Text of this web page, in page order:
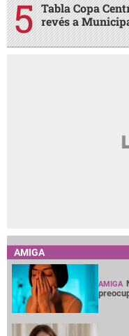
Tabla Copa
revés a
AMIGA
AMIGA